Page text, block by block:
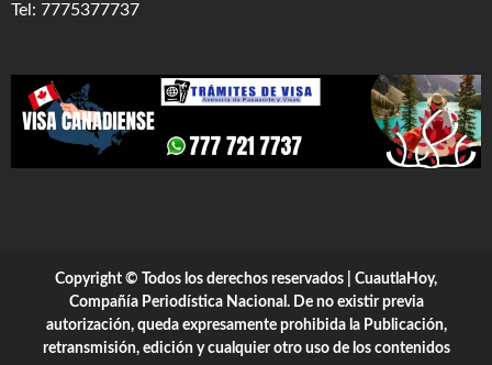
Tel: 7775377737
Copyright © Todos los derechos reservados | CuautlaHoy,
Compañía Periodística Nacional. De no existir previa
autorización, queda expresamente prohibida la Publicación,
retransmisión, edición y cualquier otro uso de los contenidos